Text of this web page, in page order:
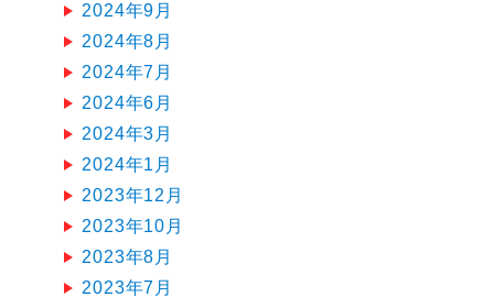
2024年9月
2024年8月
2024年7月
2024年6月
2024年3月
2024年1月
2023年12月
2023年10月
2023年8月
2023年7月